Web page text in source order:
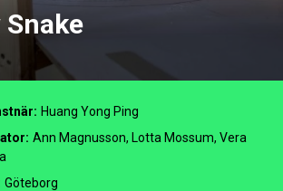
Huang Yong Ping
Ann Magnusson, Lotta Mossum, Vera
Göteborg